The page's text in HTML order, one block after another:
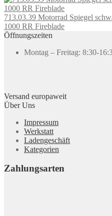
713.03.39 Motorrad Spiegel
1000 RR Fireblade
Öffnungszeiten
Montag – Freitag: 8:30-
Versand europaweit
Über Uns
Impressum
Werkstatt
Ladengeschäft
Kategorien
Zahlungsarten